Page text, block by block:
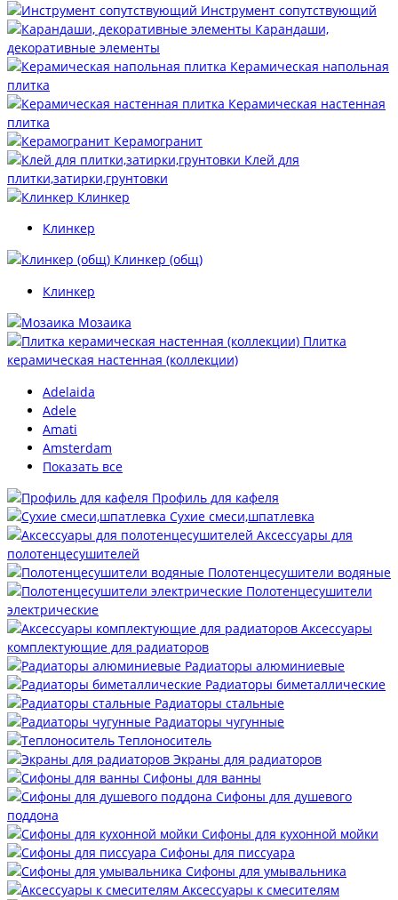
Инструмент сопутствующий
Карандаши,
декоративные элементы
Керамическая напольная
плитка
Керамическая настенная
плитка
Керамогранит
Клей для
плитки,затирки,грунтовки
Клинкер
Клинкер
Клинкер (общ)
Клинкер
Мозаика
Плитка
керамическая настенная (коллекции)
Adelaida
Adele
Amati
Amsterdam
Показать все
Профиль для кафеля
Сухие смеси,шпатлевка
Аксессуары для
полотенцесушителей
Полотенцесушители водяные
Полотенцесушители
электрические
Аксессуары
комплектующие для радиаторов
Радиаторы алюминиевые
Радиаторы биметаллические
Радиаторы стальные
Радиаторы чугунные
Теплоноситель
Экраны для радиаторов
Сифоны для ванны
Сифоны для душевого
поддона
Сифоны для кухонной мойки
Сифоны для писсуара
Сифоны для умывальника
Аксессуары к смесителям